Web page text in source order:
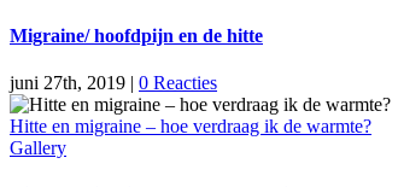
Migraine/ hoofdpijn en de hitte
juni 27th, 2019 | 0 Reacties
Hitte en migraine – hoe verdraag ik de warmte?
Gallery